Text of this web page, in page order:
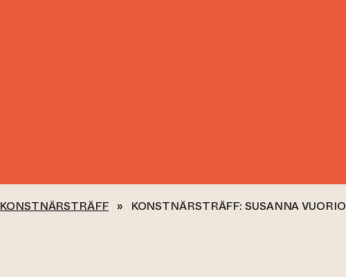
KONSTNÄRSTRÄFF » KONSTNÄRSTRÄFF: SUSANNA VUORIO